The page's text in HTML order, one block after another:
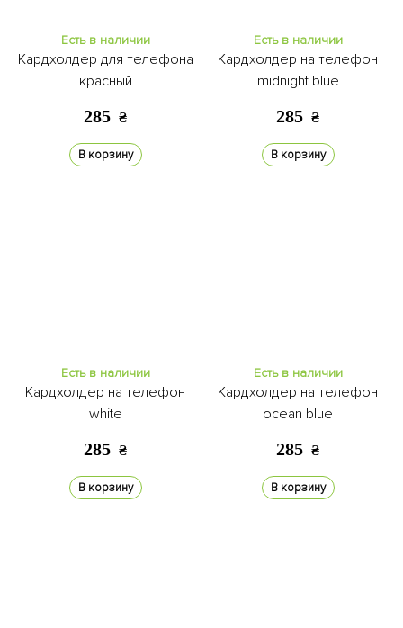
Есть в наличии
Кардхолдер для телефона
красный
285 ₴
В корзину
Есть в наличии
Кардхолдер на телефон
midnight blue
285 ₴
В корзину
Есть в наличии
Кардхолдер на телефон
white
285 ₴
В корзину
Есть в наличии
Кардхолдер на телефон
ocean blue
285 ₴
В корзину